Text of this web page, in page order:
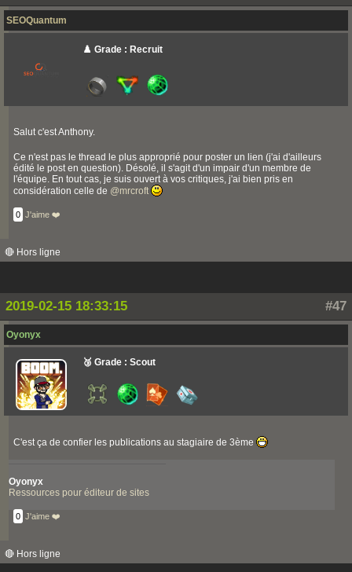
SEOQuantum
♟️ Grade : Recruit
Salut c'est Anthony.
Ce n'est pas le thread le plus approprié pour poster un lien (j'ai d'ailleurs
édité le post en question). Désolé, il s'agit d'un impair d'un membre de
l'équipe. En tout cas, je suis ouvert à vos critiques, j'ai bien pris en
considération celle de @mrcroft
0 J'aime ❤️
🔴 Hors ligne
#47
2019-02-15 18:33:15
Oyonyx
🥉 Grade : Scout
C'est ça de confier les publications au stagiaire de 3ème
Oyonyx
Ressources pour éditeur de sites
0 J'aime ❤️
🔴 Hors ligne